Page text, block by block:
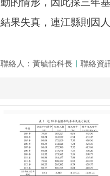
結果失真，連江縣則因
聯絡人：黃毓怡科長 聯絡資